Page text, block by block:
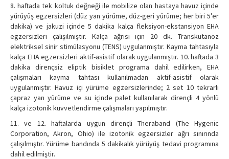
8. haftada tek koltuk değneği ile mobilize olan hastaya havuz içinde
yürüyüş egzersizleri (düz yan yürüme, düz-geri yürüme; her biri 5’er
dakika) ve jakuzi içinde 5 dakika kalça fleksiyon-ekstansiyon EHA
egzersizleri çalışılmıştır. Kalça ağrısı için 20 dk. Transkutanöz
elektriksel sinir stimülasyonu (TENS) uygulanmıştır. Kayma tahtasıyla
kalça EHA egzersizleri aktif-asistif olarak uygulanmıştır. 10. haftada 3
dakika dirençsiz eliptik bisiklet programa dahil edilirken, EHA
çalışmaları kayma tahtası kullanılmadan aktif-asistif olarak
uygulanmıştır. Havuz içi yürüme egzersizlerinde; 2 set 10 tekrarlı
çapraz yan yürüme ve su içinde palet kullanılarak dirençli 4 yönlü
kalça izotonik kuvvetlendirme çalışmaları yapılmıştır.
11. ve 12. haftalarda uygun dirençli Theraband (The Hygenic
Corporation, Akron, Ohio) ile izotonik egzersizler ağrı sınırında
çalışılmıştır. Yürüme bandında 5 dakikalık yürüyüş tedavi programına
dahil edilmiştir.